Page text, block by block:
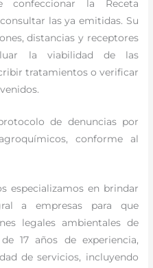
confeccionar la Receta
las ya emitidas. Su
distancias y receptores
la viabilidad de las
tratamientos o verificar
de denuncias por
conforme al
especializamos en brindar
a empresas para que
legales ambientales de
17 años de experiencia,
de servicios, incluyendo